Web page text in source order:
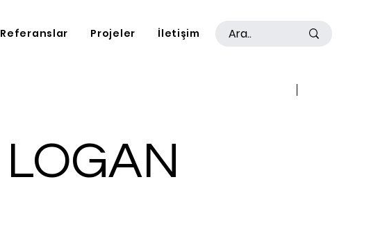
Referanslar Projeler İletişim
LOGAN